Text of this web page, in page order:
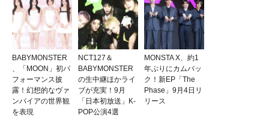
BABYMONSTER
、「MOON」初パ
フォーマンス披
露！幻想的なヴァ
ンパイアの世界観
を表現
NCT127＆
BABYMONSTER
の生中継ほかライ
ブが充実！9月
「日本初放送」K-
POP公演4選
MONSTA X、約1
年ぶりにカムバッ
ク！新EP「The
Phase」9月4日リ
リース